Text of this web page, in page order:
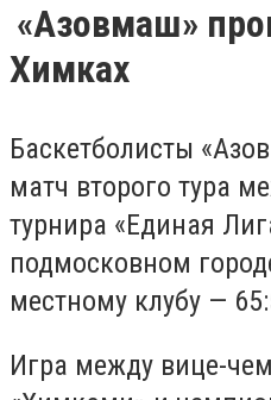
«Азовмаш»
Химках
Баскетболисты
матч второго тура
турнира «Единая
подмосковном
местному клубу —
Игра между вице-